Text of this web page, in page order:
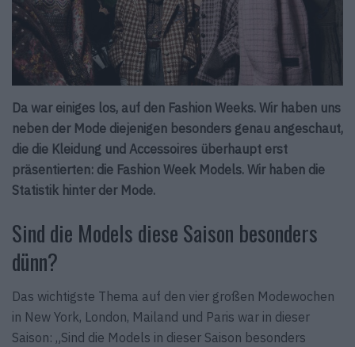
Da war einiges los, auf den Fashion Weeks. Wir haben uns
neben der Mode diejenigen besonders genau angeschaut,
die die Kleidung und Accessoires überhaupt erst
präsentierten: die Fashion Week Models. Wir haben die
Statistik hinter der Mode.
Sind die Models diese Saison besonders
dünn?
Das wichtigste Thema auf den vier großen Modewochen
in New York, London, Mailand und Paris war in dieser
Saison: „Sind die Models in dieser Saison besonders